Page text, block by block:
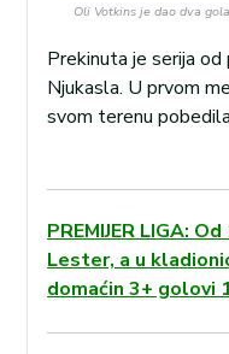
Oli Votkins je dao dva
Prekinuta je serija
Njukasla. U prvom
svom terenu
PREMIJER LIGA:
Lester, a u
domaćin 3+ golovi